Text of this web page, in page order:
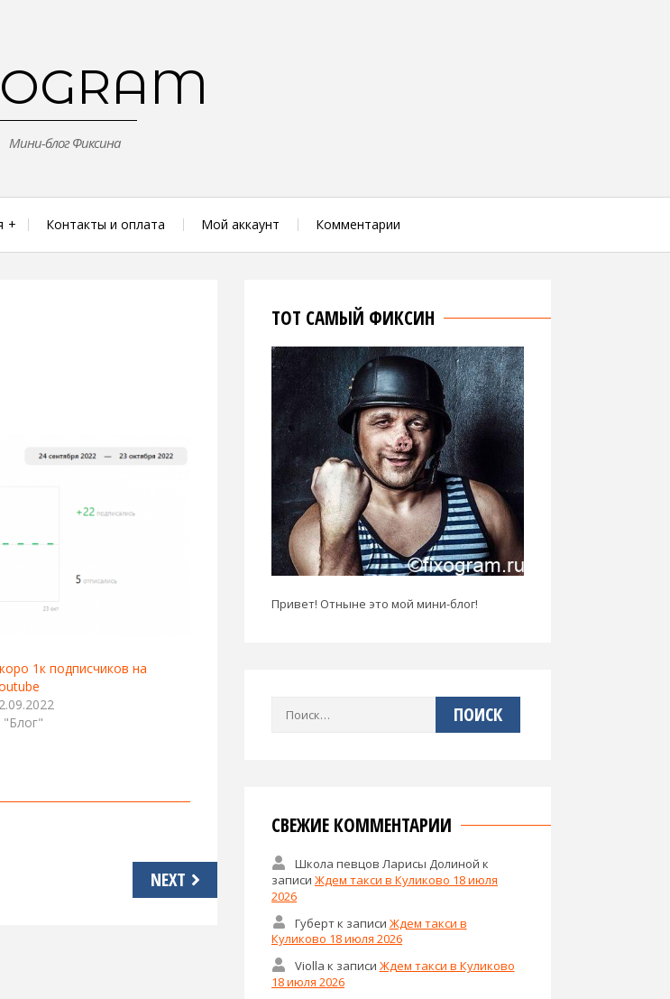
Мини-блог Фиксина
Контакты и оплата Мой аккаунт Комментарии
1к подписчиков на
"Блог"
NEXT
ТОТ САМЫЙ ФИКСИН
Привет! Отныне это мой мини-блог!
Найти:
СВЕЖИЕ КОММЕНТАРИИ
Школа певцов Ларисы Долиной к
записи Ждем такси в Куликово 18 июля
2026
Губертк записи Ждем такси в
Куликово 18 июля 2026
Violla к записи Ждем такси в Куликово
18 июля 2026